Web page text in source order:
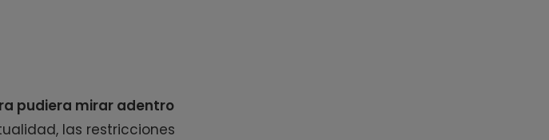
pudiera mirar adentro
las restricciones